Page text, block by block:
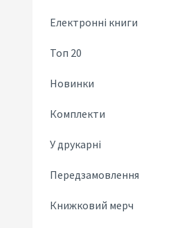
Електронні книги
Топ 20
Новинки
Комплекти
У друкарні
Передзамовлення
Книжковий мерч